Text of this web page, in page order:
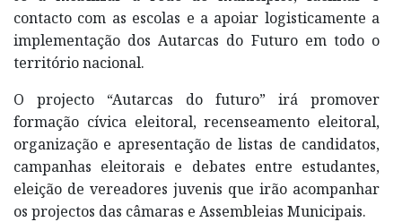
contacto com as escolas e a apoiar logisticamente a
implementação dos Autarcas do Futuro em todo o
território nacional.
O projecto “Autarcas do futuro” irá promover
formação cívica eleitoral, recenseamento eleitoral,
organização e apresentação de listas de candidatos,
campanhas eleitorais e debates entre estudantes,
eleição de vereadores juvenis que irão acompanhar
os projectos das câmaras e Assembleias Municipais.